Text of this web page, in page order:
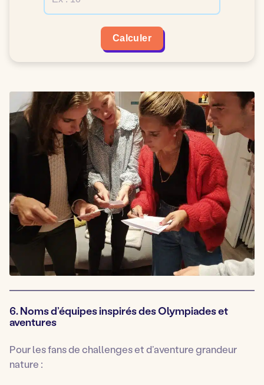
Calculer
6. Noms d’équipes inspirés des Olympiades et
aventures
Pour les fans de challenges et d’aventure grandeur
nature :